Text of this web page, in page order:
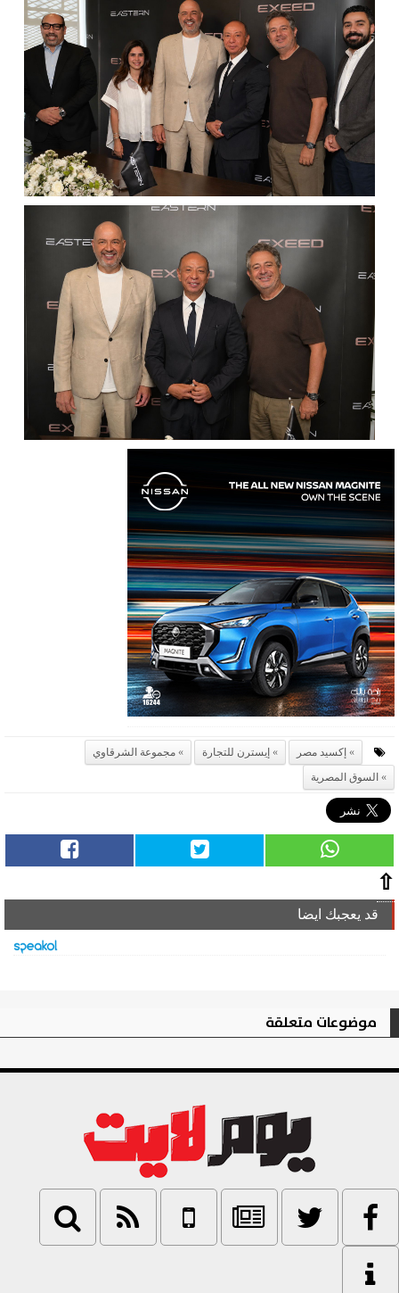
إكسيد مصر إيسترن للتجارة
مجموعة الشرقاوي
السوق المصرية
⇧
قد يعجبك ايضا
موضوعات متعلقة